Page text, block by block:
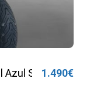
Azul Sharing
1.490€